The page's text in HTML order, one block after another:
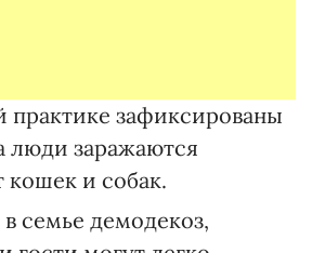
практике зафиксированы
люди заражаются
и собак.
семье демодекоз,